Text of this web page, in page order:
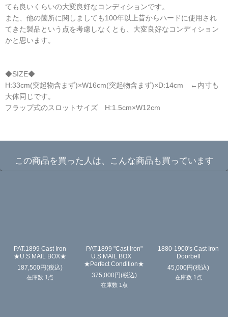
ても良いくらいの大変良好なコンディションです。
また、他の箇所に関しましても100年以上昔からハードに使用され
てきた製品という点を考慮しなくとも、大変良好なコンディション
かと思います。
◆SIZE◆
H:33cm(突起物含まず)×W16cm(突起物含まず)×D:14cm ←内寸も
大体同じです。
フラップ式のスロットサイズ H:1.5cm×W12cm
この商品を買った人は、こんな商品も買っています
PAT.1899 Cast Iron
★U.S.MAIL BOX★
187,500円(税込)
在庫数 1点
PAT.1899 "Cast Iron"
U.S.MAIL BOX
★Perfect Condition★
375,000円(税込)
在庫数 1点
1880-1900's Cast Iron
Doorbell
45,000円(税込)
在庫数 1点